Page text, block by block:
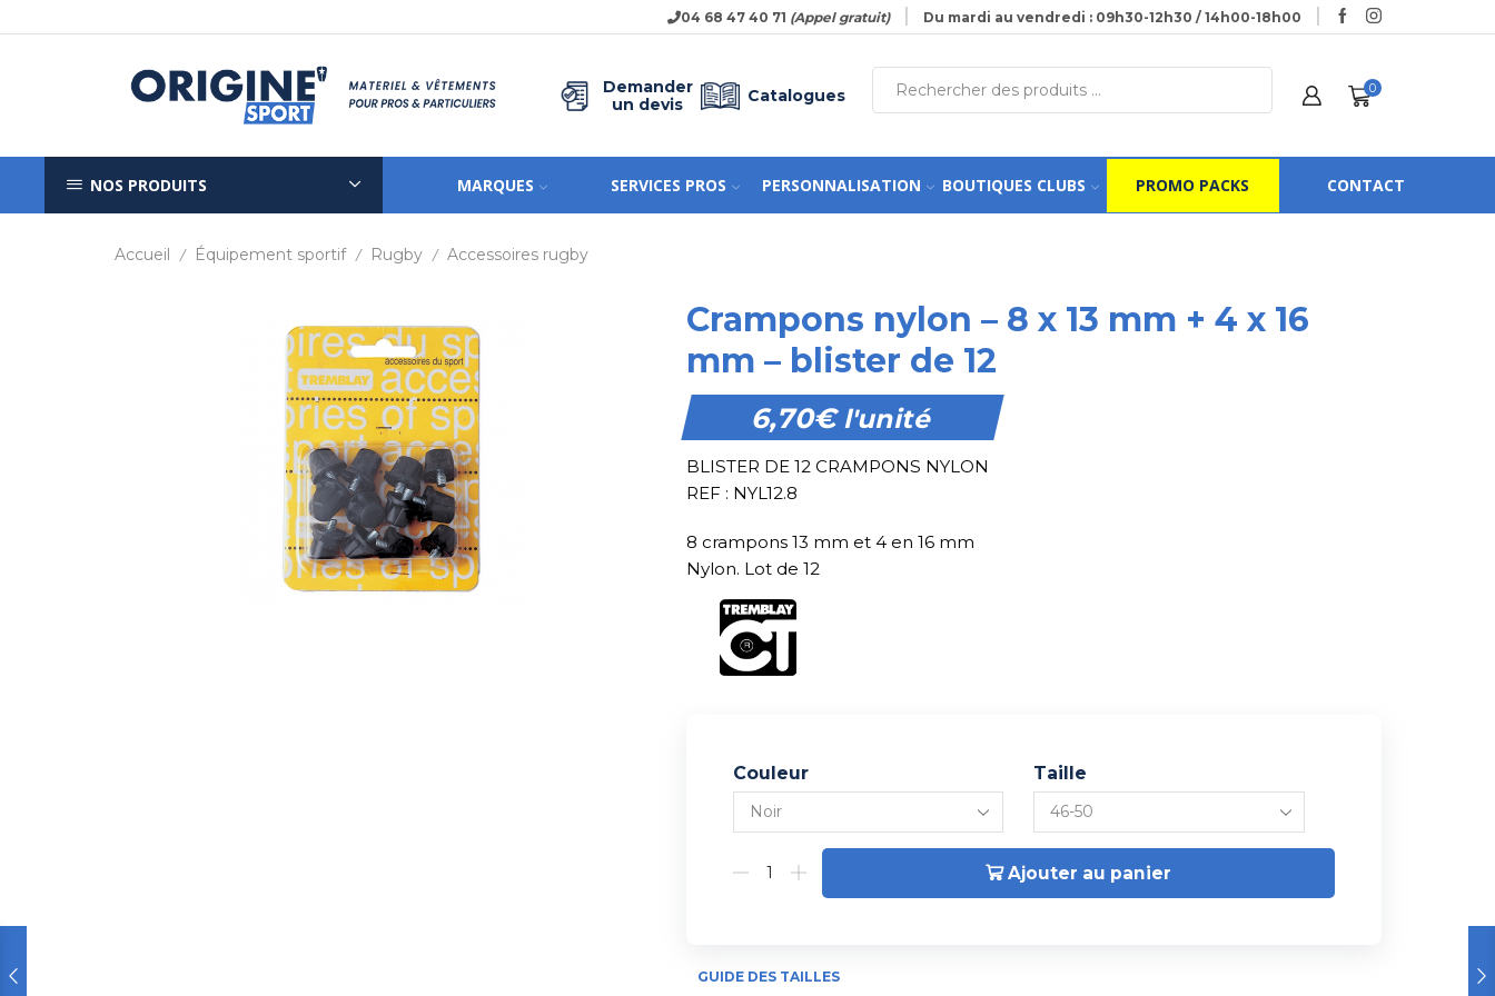
04 68 47 40 71 (Appel gratuit) Du mardi au vendredi : 09h30-12h30 / 14h00-18h00
Demander
un devis
Catalogues 0
NOS PRODUITS MARQUES SERVICES PROS PERSONNALISATION BOUTIQUES CLUBS PROMO PACKS CONTACT
Accueil / Équipement sportif / Rugby / Accessoires rugby
Crampons nylon – 8 x 13 mm + 4 x 16
mm – blister de 12
6,70€l'unité
BLISTER DE 12 CRAMPONS NYLON
REF : NYL12.8
8 crampons 13 mm et 4 en 16 mm
Nylon. Lot de 12
Couleur Taille
Ajouter au panier
GUIDE DES TAILLES